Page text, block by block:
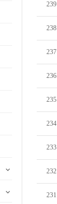
239
238
237
236
235
234
233
232
231